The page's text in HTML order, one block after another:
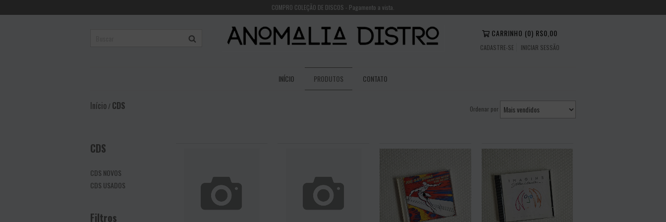
COMPRO COLEÇÃO DE DISCOS - Pagamento a vista.
CARRINHO (0) R$0,00
CADASTRE-SE INICIAR SESSÃO
INÍCIO PRODUTOS CONTATO
Início/CDS Ordenar por
CDS
CDS NOVOS
CDS USADOS
Filtros